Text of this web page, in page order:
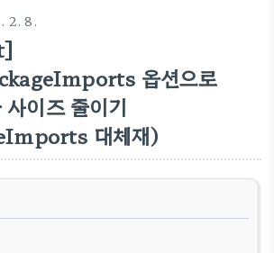
2. 8.
옵션으로
이즈 줄이기
대체재)